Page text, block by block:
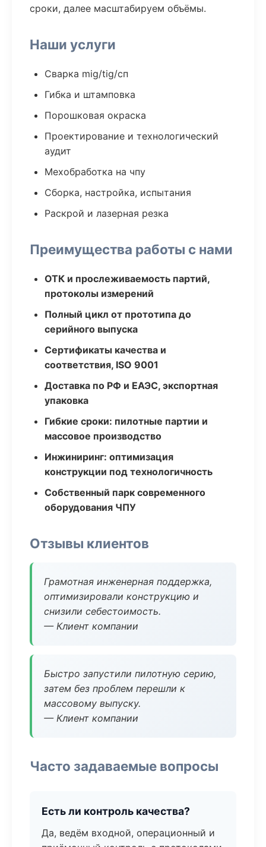
сроки, далее масштабируем объёмы.
Наши услуги
Сварка mig/tig/сп
Гибка и штамповка
Порошковая окраска
Проектирование и технологический
аудит
Мехобработка на чпу
Сборка, настройка, испытания
Раскрой и лазерная резка
Преимущества работы с нами
ОТК и прослеживаемость партий,
протоколы измерений
Полный цикл от прототипа до
серийного выпуска
Сертификаты качества и
соответствия, ISO 9001
Доставка по РФ и ЕАЭС, экспортная
упаковка
Гибкие сроки: пилотные партии и
массовое производство
Инжиниринг: оптимизация
конструкции под технологичность
Собственный парк современного
оборудования ЧПУ
Отзывы клиентов
Грамотная инженерная поддержка,
оптимизировали конструкцию и
снизили себестоимость.
— Клиент компании
Быстро запустили пилотную серию,
затем без проблем перешли к
массовому выпуску.
— Клиент компании
Часто задаваемые вопросы
Есть ли контроль качества?
Да, ведём входной, операционный и